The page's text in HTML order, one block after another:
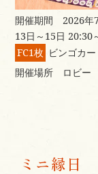
開催期間 2026年7
13日～15日 20:30
FC1枚 ビンゴカ
開催場所 ロビー
ミニ縁日